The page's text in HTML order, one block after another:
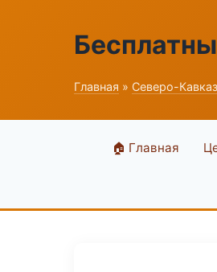
Главная » Северо-
🏠 Главная